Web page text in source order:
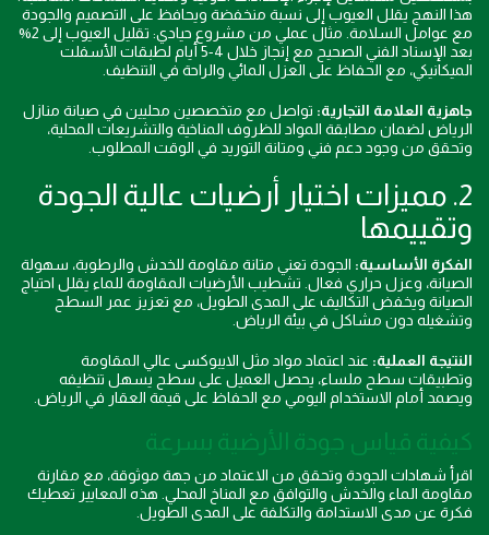
هذا النهج يقلل العيوب إلى نسبة منخفضة ويحافظ على التصميم والجودة
مع عوامل السلامة. مثال عملي من مشروع حيادي: تقليل العيوب إلى 2%
بعد الإسناد الفني الصحيح مع إنجاز خلال 4-5 أيام لطبقات الأسفلت
الميكانيكي، مع الحفاظ على العزل المائي والراحة في التنظيف.
جاهزية العلامة التجارية: تواصل مع متخصصين محليين في صيانة منازل
الرياض لضمان مطابقة المواد للظروف المناخية والتشريعات المحلية،
وتحقق من وجود دعم فني ومتانة التوريد في الوقت المطلوب.
2. مميزات اختيار أرضيات عالية الجودة
وتقييمها
الفكرة الأساسية: الجودة تعني متانة مقاومة للخدش والرطوبة، سهولة
الصيانة، وعزل حراري فعال. تشطيب الأرضيات المقاومة للماء يقلل احتياج
الصيانة ويخفض التكاليف على المدى الطويل، مع تعزيز عمر السطح
وتشغيله دون مشاكل في بيئة الرياض.
النتيجة العملية: عند اعتماد مواد مثل الايبوكسى عالي المقاومة
وتطبيقات سطح ملساء، يحصل العميل على سطح يسهل تنظيفه
ويصمد أمام الاستخدام اليومي مع الحفاظ على قيمة العقار في الرياض.
كيفية قياس جودة الأرضية بسرعة
اقرأ شهادات الجودة وتحقق من الاعتماد من جهة موثوقة، مع مقارنة
مقاومة الماء والخدش والتوافق مع المناخ المحلي. هذه المعايير تعطيك
فكرة عن مدى الاستدامة والتكلفة على المدى الطويل.